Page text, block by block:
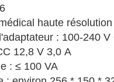
haute
: 100-240
12,8 V 3,0 A
: ≤ 100 VA